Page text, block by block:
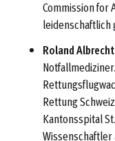
Commission for
leidenschaftlich
Roland Albrecht
Rettung
Kantonsspital
Wissenschaftler